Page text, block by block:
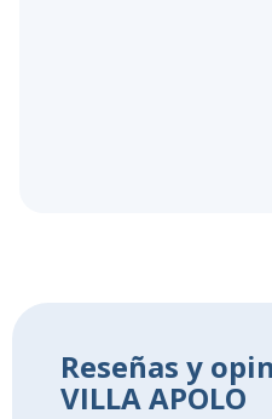
Reseñas y
VILLA APOLO